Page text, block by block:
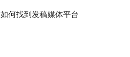
如何找到发稿媒体平台